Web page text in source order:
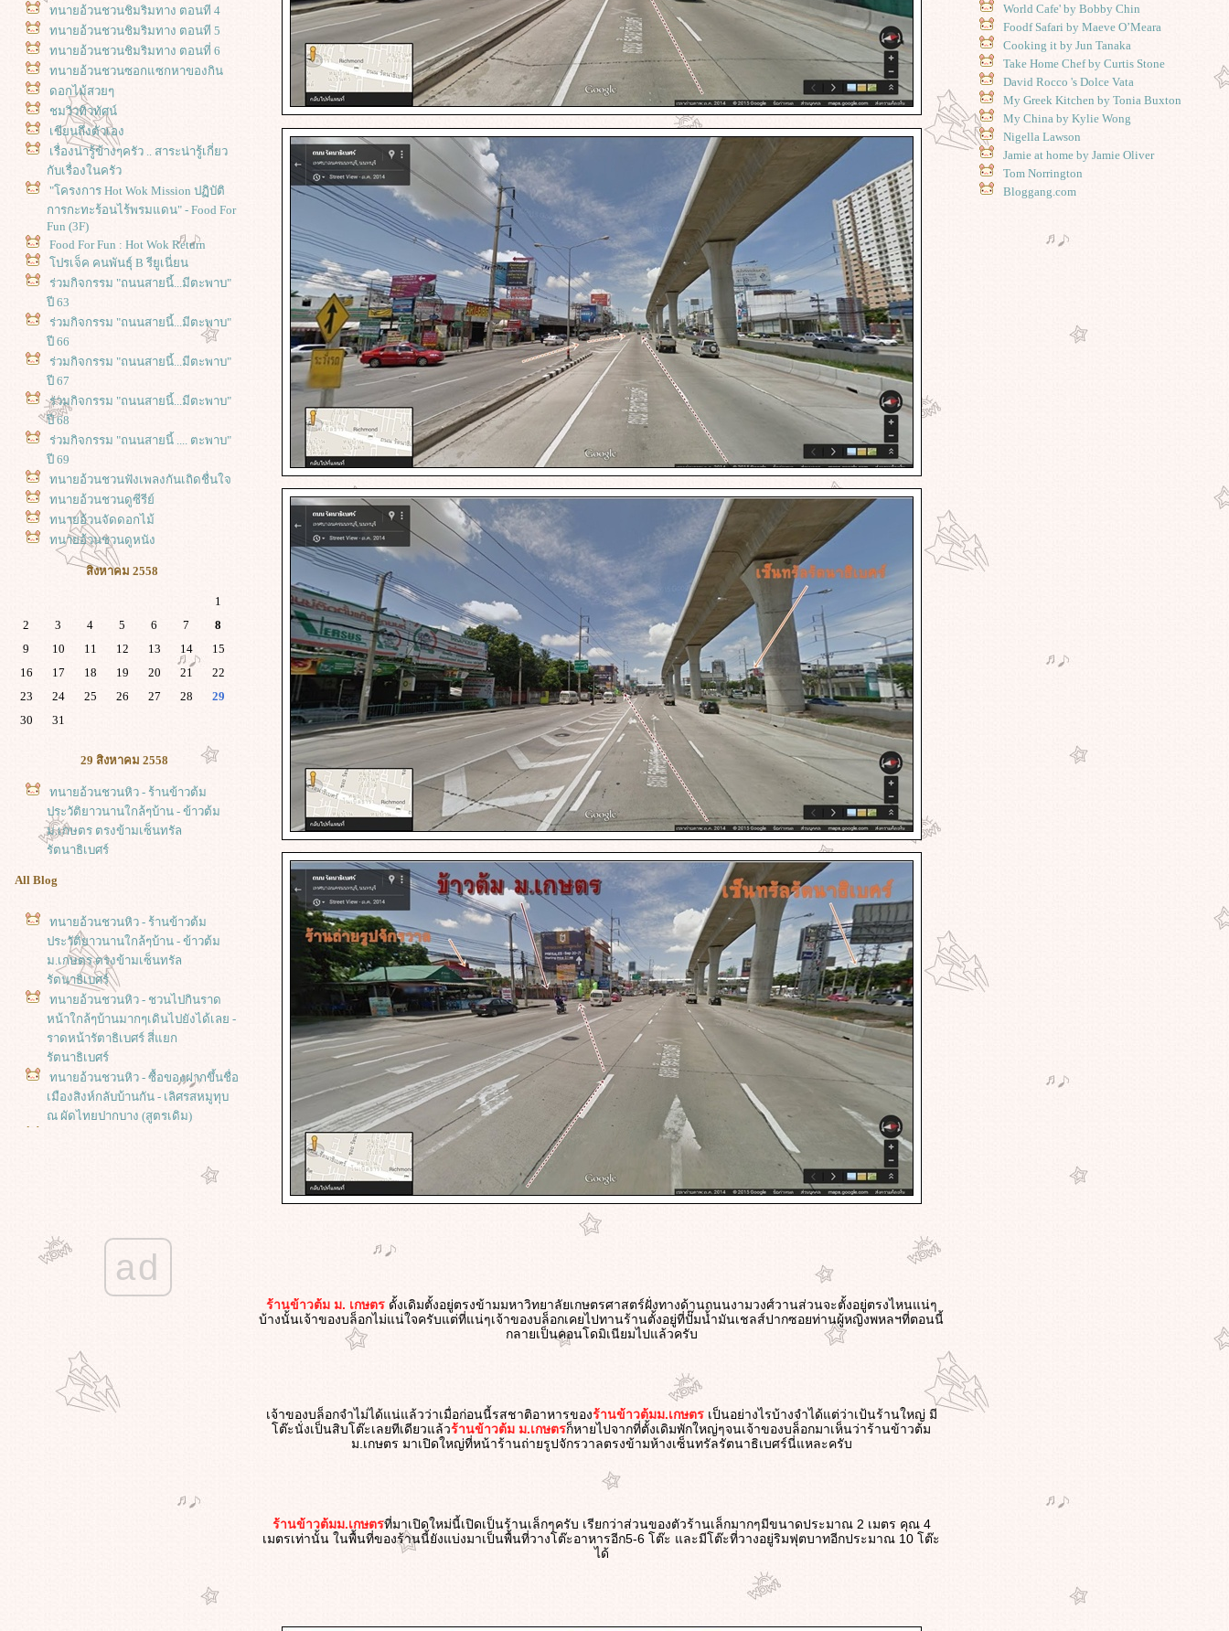
ทนายอ้วนชวนชิมริมทาง ตอนที 4
ทนายอ้วนชวนชิมริมทาง ตอนที 5
ทนายอ้วนชวนชิมริมทาง ตอนที่ 6
ทนายอ้วนชวนซอกแซกหาของกิน
ดอกไม้สวยๆ
ชมวิวทิวทัศน์
เขียนถึงตัวเอง
เรื่องน่ารู้ข้างๆครัว .. สาระน่ารู้เกี่ยว
กับเรื่องในครัว
"โครงการ Hot Wok Mission ปฏิบัติ
การกะทะร้อนไร้พรมแดน" - Food For
Fun (3F)
Food For Fun : Hot Wok Return
ปรเจ็ค คนพันธุ์ B รียูเนี่ยน
ร่วมกิจกรรม "ถนนสายนี้...มีตะพาบ"
ปี 63
ร่วมกิจกรรม "ถนนสายนี้...มีตะพาบ"
ปี 66
ร่วมกิจกรรม "ถนนสายนี้...มีตะพาบ"
ปี 67
ร่วมกิจกรรม "ถนนสายนี้...มีตะพาบ"
ปี 68
ร่วมกิจกรรม "ถนนสายนี้ .... ตะพาบ"
ปี 69
ทนายอ้วนชวนฟังเพลงกันเถิดชื่นใจ
ทนายอ้วนชวนดูซีรีย์
ทนายอ้วนจัดดอกไม้
ทนายอ้วนชวนดูหนัง
สิงหาคม 2558
1
2
3 4 5 6 7
8
9
10 11 12 13 14
15
16
17 18 19 20 21
22
23
24 25 26 27 28
29
30
31
29 สิงหาคม 2558
ทนายอ้วนชวนหิว - ร้านข้าวต้ม
ประวัติยาวนานใกล้ๆบ้าน - ข้าวต้ม
ม.เกษตร ตรงข้ามเซ็นทรัล
รัตนาธิเบศร์
All Blog
ทนายอ้วนชวนหิว - ร้านข้าวต้ม
ประวัติยาวนานใกล้ๆบ้าน - ข้าวต้ม
ม.เกษตร ตรงข้ามเซ็นทรัล
รัตนาธิเบศร์
ทนายอ้วนชวนหิว - ชวนไปกินราด
หน้าใกล้ๆบ้านมากๆเดินไปยังได้เลย -
ราดหน้ารัตาธิเบศร์ สี่แยก
รัตนาธิเบศร์
ทนายอ้วนชวนหิว - ซื้อของฝากขึ้นชื่อ
เมืองสิงห์กลับบ้านกัน - เลิศรสหมูทุบ
ณ ผัดไทยปากบาง (สูตรเดิม)
ป้ง
ทนายอ้วนชวนหิว - ตะลุยกินถิ่น
สิงห์บุรี - ก๋วยเตี๋ยวลุงสมศักดิ์ @ บ้าน
งห์บุรี - ขนมเปี๊ยะเจ้าดังในตลาดปาก
บาง มีขายที่เดียว - โซ่ว เม่ง เฮง
ทนายอ้วนชวนหิว - ตะลุยกินถิ่น
สิงห์บุรี - ผัดไทยเจ้าดังแห่งตลาดปาก
ทนายอ้วนชวนหิว - ชวนกินก๋วยเตี๋ยว
ที่ร้านในตำนานเสิร์ฟเบียร์แก้วแช่ -
ad
ร้านข้าวต้ม ม. เกษตรดั้งเดิมตั้งอยู่ตรงข้ามมหาวิทยาลัยเกษตรศาสตร์ฝั่งทางด้านถนนงามวงศ์วานส่วนจะตั้งอยู่ตรงไหนแน่ๆ
บ้างนั้นเจ้าของบล็อกไม่แน่ใจครับแต่ที่แน่ๆเจ้าของบล็อกเคยไปทานร้านตั้งอยู่ที่ปั๊มน้ำมันเชลส์ปากซอยท่านผู้หญิงพหลฯที่ตอนนี้
กลายเป็นคอนโดมิเนียมไปแล้วครับ
เจ้าของบล็อกจำไม่ได้แน่แล้วว่าเมื่อก่อนนี้รสชาติอาหารของร้านข้าวต้มม.เกษตรเป็นอย่างไรบ้างจำได้แต่ว่าเป้นร้านใหญ่ มี
ต๊ะนั่งเป็นสิบโต๊ะเลยทีเดียวแล้วร้านข้าวต้ม ม.เกษตรก็หายไปจากที่ตั้งเดิมพักใหญ่ๆจนเจ้าของบล็อกมาเห็นว่าร้านข้าวต้ม
ม.เกษตร มาเปิดใหญ่ที่หน้าร้านถ่ายรูปจักรวาลตรงข้ามห้างเซ็นทรัลรัตนาธิเบศร์นี่แหละครับ
ร้านข้าวต้มม.เกษตรที่มาเปิดใหม่นี้เปิดเป็นร้านเล็กๆครับ เรียกว่าส่วนของตัวร้านเล็กมากๆมีขนาดประมาณ 2 เมตร คุณ 4
เมตรเท่านั้น ในพื้นที่ของร้านนี้ยังแบ่งมาเป็นพื้นที่วางโต๊ะอาหารอีก5-6 โต๊ะ และมีโต๊ะที่วางอยู่ริมฟุตบาทอีกประมาณ 10 โต๊ะ
ได้
World Cafe' by Bobby Chin
Foodf Safari by Maeve O’Meara
Cooking it by Jun Tanaka
Take Home Chef by Curtis Stone
David Rocco 's Dolce Vata
My Greek Kitchen by Tonia Buxton
My China by Kylie Wong
Nigella Lawson
Jamie at home by Jamie Oliver
Tom Norrington
Bloggang.com